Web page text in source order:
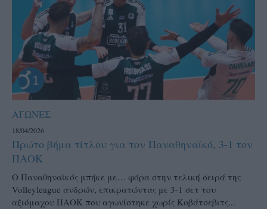
ΑΓΩΝΕΣ
18/04/2026
Πρώτο βήμα τίτλου για τον Παναθηναϊκό, 3-1 τον
ΠΑΟΚ
Ο Παναθηναϊκός μπήκε με… φόρα στην τελική σειρά της
Volleyleague ανδρών, επικρατώντας με 3-1 σετ του
αξιόμαχου ΠΑΟΚ που αγωνίστηκε χωρίς Κοβάτσεβιτς...